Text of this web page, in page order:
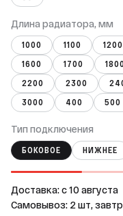
Длина радиатора, мм
1000 1100 1200
1600
1700
2200
2300
3000
400 500
Тип подключения
БОКОВОЕ НИЖНЕЕ
Доставка: c 10 августа
Самовывоз: 2 шт,